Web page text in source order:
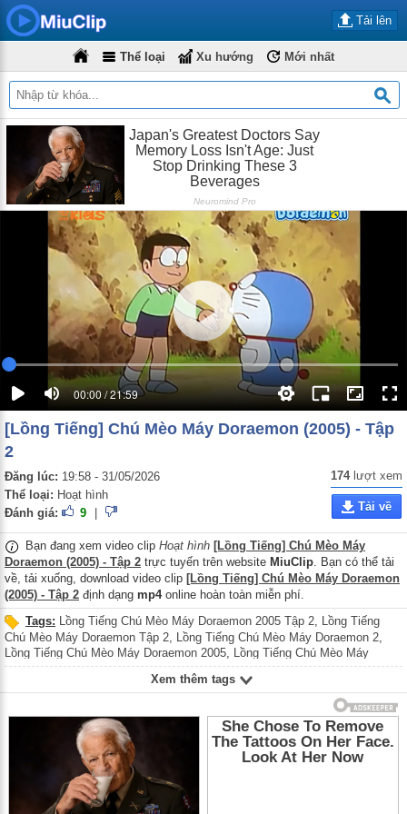
Tải lên
Thể loại Xu hướng Mới nhất
00:00 / 21:59
[Lồng Tiếng] Chú Mèo Máy Doraemon (2005) - Tập
2
Đăng lúc: 19:58 - 31/05/2026
Thể loại: Hoạt hình
Đánh giá:
9
174lượt xem
Tải về
Bạn đang xem video clip Hoạt hình [Lồng Tiếng] Chú Mèo Máy
Doraemon (2005) - Tập 2 trực tuyến trên website MiuClip. Bạn có thể tải
về, tải xuống, download video clip [Lồng Tiếng] Chú Mèo Máy Doraemon
(2005) - Tập 2 định dạng mp4online hoàn toàn miễn phí.
Tags: Lồng Tiếng Chú Mèo Máy Doraemon 2005 Tập 2, Lồng Tiếng
Chú Mèo Máy Doraemon Tập 2 Lồng Tiếng Chú Mèo Máy Doraemon 2
Lồng Tiếng Chú Mèo Máy Doraemon 2005 Lồng Tiếng Chú Mèo Máy
Doraemon,Lồng Tiếng Doraemon 2005 Tập 2,Lồng Tiếng Doraemon Tập
Lồng Tiếng Doraemon 2005
Lồng Tiếng Đôrêmon Tập 2
Lồng Tiếng Đôrêmon 2,Lồng Tiếng Đôrêmon 2005,Lồng Tiếng Đôrêmon,
lồng tiếng đôrêmon 2005 tập 2
lồng tiếng đôrêmon tập 2 ,lồng tiếng
lồng tiếng đôrêmon 2005 lồng tiếng đôrêmon,Chú Mèo Máy
Doraemon 2005 Tập 2, Chú Mèo Máy Doraemon Tập 2, Chú Mèo Máy
,Chú Mèo Máy Doraemon 2005
Doraemon 2005 Tập 2,Doraemon Tập 2
Doraemon,Đôrêmon 2005 Tập 2 Đôrêmon Tập 2
Xem thêm tags